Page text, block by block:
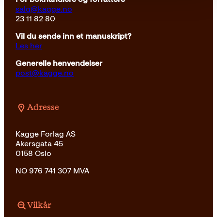
salg@kagge.no
23 11 82 80
Vil du sende inn et manuskript?
Les her
Generelle henvendelser
post@kagge.no
Adresse
Kagge Forlag AS
Akersgata 45
0158 Oslo
NO 976 741 307 MVA
Vilkår